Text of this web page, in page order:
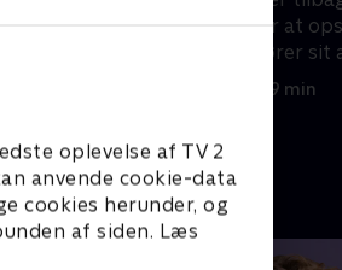
oplevelse af TV 2
anvende cookie-data
cookies herunder, og
af siden. Læs
tallets London for at
som endelig afslører sit
15. august 2024 • 39 min